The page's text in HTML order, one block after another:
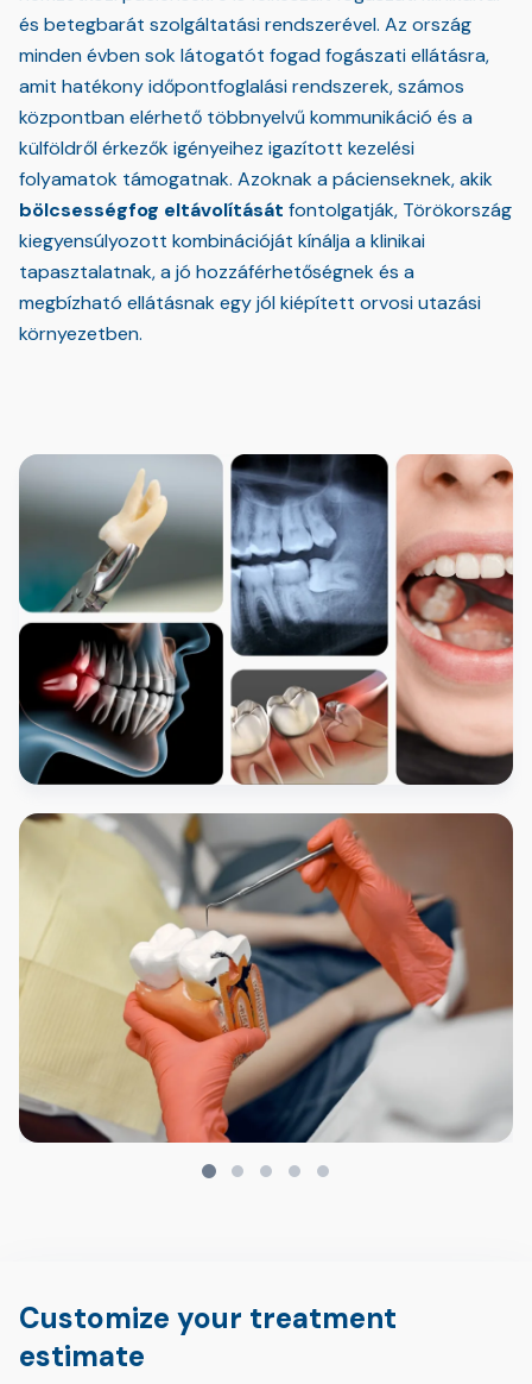
és betegbarát szolgáltatási rendszerével. Az ország
minden évben sok látogatót fogad fogászati ellátásra,
amit hatékony időpontfoglalási rendszerek, számos
központban elérhető többnyelvű kommunikáció és a
külföldről érkezők igényeihez igazított kezelési
folyamatok támogatnak. Azoknak a pácienseknek, akik
bölcsességfog eltávolítását fontolgatják, Törökország
kiegyensúlyozott kombinációját kínálja a klinikai
tapasztalatnak, a jó hozzáférhetőségnek és a
megbízható ellátásnak egy jól kiépített orvosi utazási
környezetben.
Customize your treatment
estimate